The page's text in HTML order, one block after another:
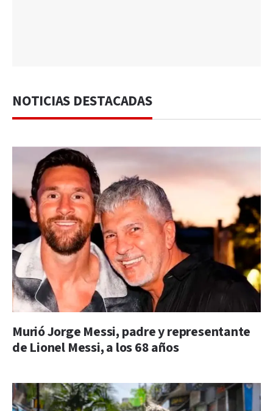
NOTICIAS DESTACADAS
Murió Jorge Messi, padre y representante
de Lionel Messi, a los 68 años